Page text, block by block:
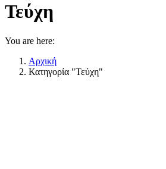
Τεύχη
You are here:
Αρχική
Κατηγορία "Τεύχη"